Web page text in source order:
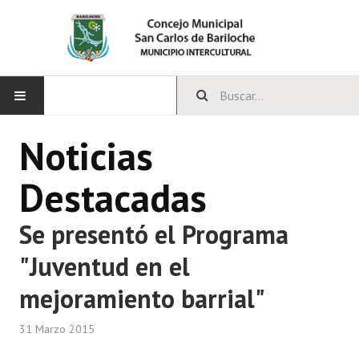
CONCEJO
Bloques Políticos
Integrantes del Concejo
Comisiones Permanentes
Comisiones Especiales
Noticias
Destacadas
Se presentó el Programa
"Juventud en el
mejoramiento barrial"
31 Marzo 2015